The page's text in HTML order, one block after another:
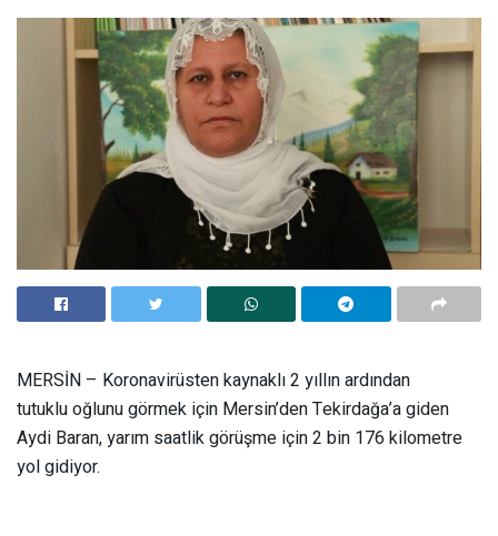
MERSİN – Koronavirüsten kaynaklı 2 yıllın ardından
tutuklu oğlunu görmek için Mersin’den Tekirdağa’a giden
Aydi Baran, yarım saatlik görüşme için 2 bin 176 kilometre
yol gidiyor.